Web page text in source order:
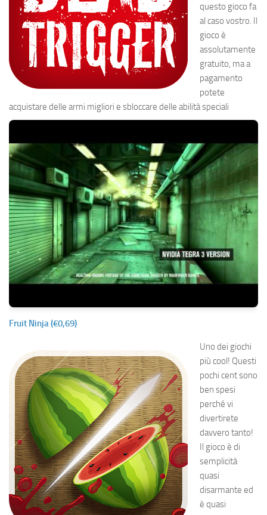
questo gioco fa
al caso vostro. Il
gioco è
assolutamente
gratuito, ma a
pagamento
potete
acquistare delle armi migliori e sbloccare delle abilità speciali
Fruit Ninja (€0,69)
Uno dei giochi
più cool! Questi
pochi cent sono
ben spesi
perché vi
divertirete
davvero tanto!
Il gioco è di
semplicità
quasi
disarmante ed
è quasi